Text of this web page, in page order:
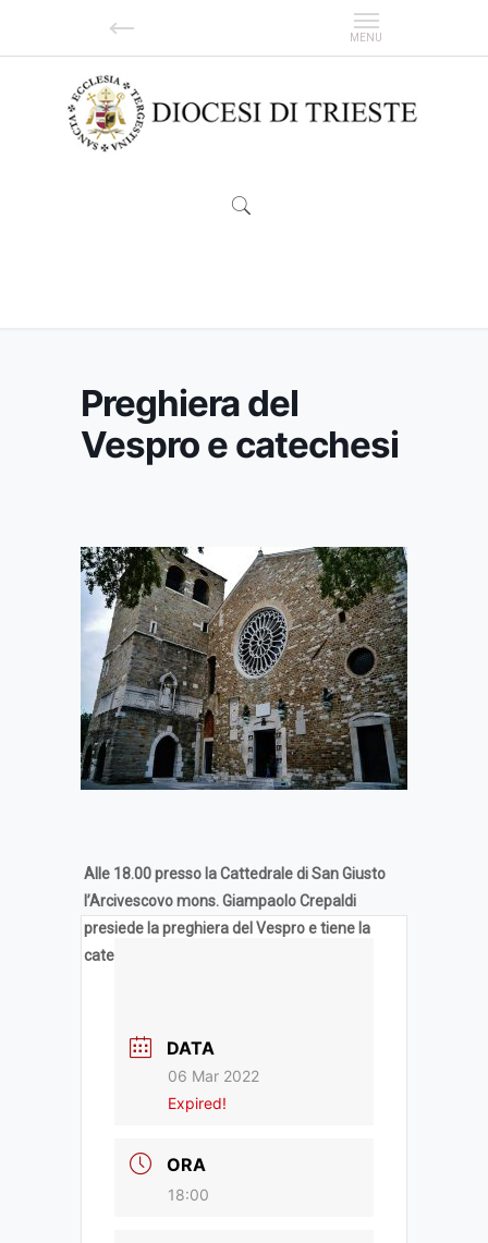
Preghiera del
Vespro e catechesi
Alle 18.00 presso la Cattedrale di San Giusto
l’Arcivescovo mons. Giampaolo Crepaldi
presiede la preghiera del Vespro e tiene la
catechesi.
DATA
06 Mar 2022
Expired!
ORA
18:00